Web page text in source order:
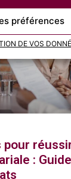
préférences
DE VOS
pour
: